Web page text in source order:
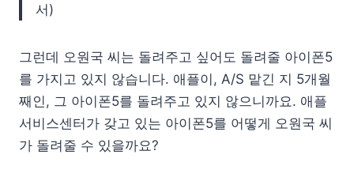
서)
그런데 오원국 씨는 돌려주고 싶어도 돌려줄 아이폰5
를 가지고 있지 않습니다. 애플이, A/S 맡긴 지 5개월
째인, 그 아이폰5를 돌려주고 있지 않으니까요. 애플
서비스센터가 갖고 있는 아이폰5를 어떻게 오원국 씨
가 돌려줄 수 있을까요?